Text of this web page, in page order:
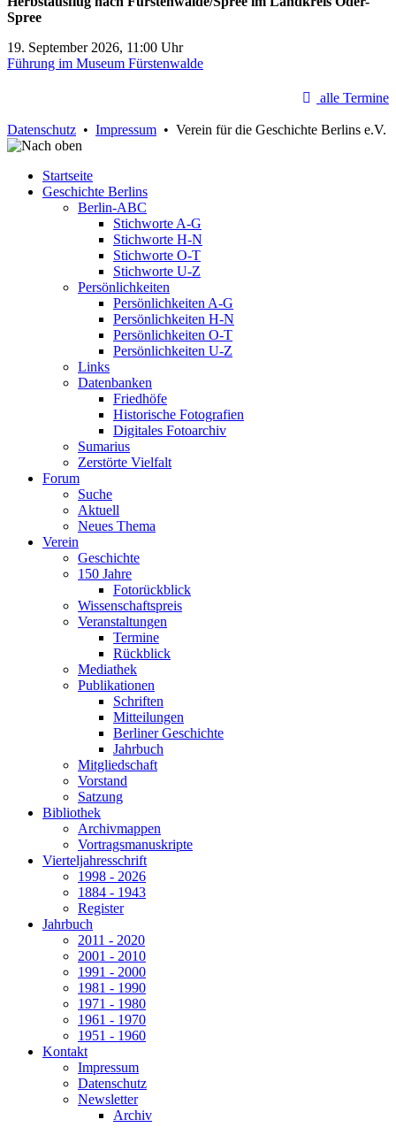
Spree
19. September 2026, 11:00 Uhr
Führung im Museum Fürstenwalde
alle Termine
Datenschutz • Impressum • Verein für die Geschichte Berlins e.V.
Startseite
Geschichte Berlins
Berlin-ABC
Stichworte A-G
Stichworte H-N
Stichworte O-T
Stichworte U-Z
Persönlichkeiten
Persönlichkeiten A-G
Persönlichkeiten H-N
Persönlichkeiten O-T
Persönlichkeiten U-Z
Links
Datenbanken
Friedhöfe
Historische Fotografien
Digitales Fotoarchiv
Sumarius
Zerstörte Vielfalt
Forum
Suche
Aktuell
Neues Thema
Verein
Geschichte
150 Jahre
Fotorückblick
Wissenschaftspreis
Veranstaltungen
Termine
Rückblick
Mediathek
Publikationen
Schriften
Mitteilungen
Berliner Geschichte
Jahrbuch
Mitgliedschaft
Vorstand
Satzung
Bibliothek
Archivmappen
Vortragsmanuskripte
Vierteljahresschrift
1998 - 2026
1884 - 1943
Register
Jahrbuch
2011 - 2020
2001 - 2010
1991 - 2000
1981 - 1990
1971 - 1980
1961 - 1970
1951 - 1960
Kontakt
Impressum
Datenschutz
Newsletter
Archiv